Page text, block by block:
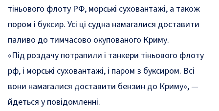
тіньового флоту РФ, морські суховантажі, а також
пором і буксир. Усі ці судна намагалися доставити
паливо до тимчасово окупованого Криму.
«Під роздачу потрапили і танкери тіньового флоту
рф, і морські суховантажі, і паром з буксиром. Всі
вони намагалися доставити бензин до Криму», —
йдеться у повідомленні.